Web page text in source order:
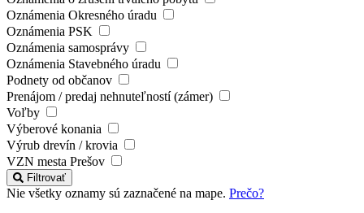
Oznámenia Okresného úradu
Oznámenia PSK
Oznámenia samosprávy
Oznámenia Stavebného úradu
Podnety od občanov
Prenájom / predaj nehnuteľností (zámer)
Voľby
Výberové konania
Výrub drevín / krovia
VZN mesta Prešov
Filtrovať
Nie všetky oznamy sú zaznačené na mape. Prečo?